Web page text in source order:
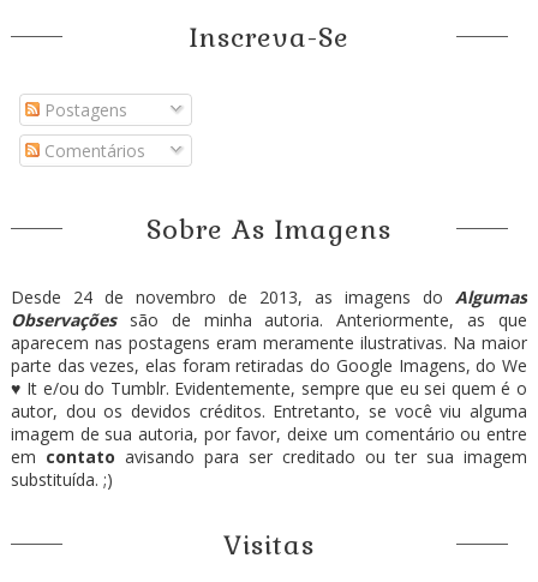
Inscreva-Se
Postagens
Comentários
Sobre As Imagens
Desde 24 de novembro de 2013, as imagens doAlgumas
Observaçõessão de minha autoria. Anteriormente, as que
aparecem nas postagens eram meramente ilustrativas. Na maior
parte das vezes, elas foram retiradas do Google Imagens, do We
♥ It e/ou do Tumblr. Evidentemente, sempre que eu sei quem é o
autor, dou os devidos créditos. Entretanto, se você viu alguma
imagem de sua autoria, por favor, deixe um comentário ou entre
em contato avisando para ser creditado ou ter sua imagem
substituída. ;)
Visitas